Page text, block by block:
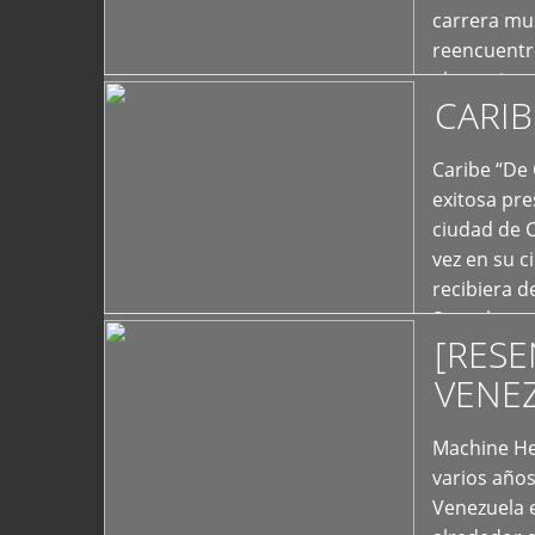
carrera
el exterior
Caribe
exitosa
ciudad de
vez en su
recibiera
Store los
Machine
varios
Venezuela